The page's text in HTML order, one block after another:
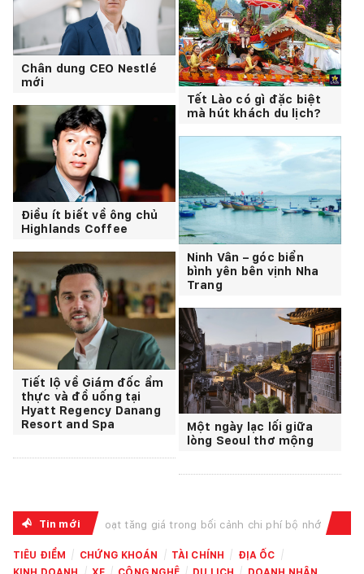
Chân dung CEO Nestlé
mới
Điều ít biết về ông chủ
Highlands Coffee
Tiết lộ về Giám đốc ẩm
thực và đồ uống tại
Hyatt Regency Danang
Resort and Spa
Tết Lào có gì đặc biệt
mà hút khách du lịch?
Ninh Vân – góc biển
bình yên bên vịnh Nha
Trang
Một ngày lạc lối giữa
lòng Seoul thơ mộng
Tin mới
giá trong bối cảnh chi phí bộ nhớ và linh kiện lưu trữ leo thang, chịu t...
TIÊU ĐIỂM CHỨNG KHOÁN TÀI CHÍNH
ĐỊA ỐC